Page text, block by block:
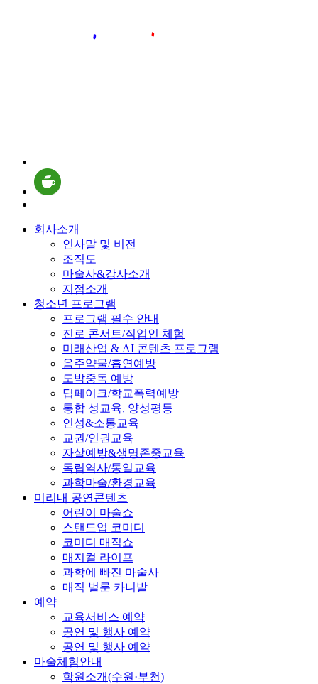
회사소개
인사말 및 비전
조직도
마술사&강사소개
지점소개
청소년 프로그램
프로그램 필수 안내
진로 콘서트/직업인 체험
미래산업 & AI 콘텐츠 프로그램
음주약물/흡연예방
도박중독 예방
딥페이크/학교폭력예방
통합 성교육, 양성평등
인성&소통교육
교권/인권교육
자살예방&생명존중교육
독립역사/통일교육
과학마술/환경교육
미리내 공연콘텐츠
어린이 마술쇼
스탠드업 코미디
코미디 매직쇼
매지컬 라이프
과학에 빠진 마술사
매직 벌룬 카니발
예약
교육서비스 예약
공연 및 행사 예약
공연 및 행사 예약
마술체험안내
학원소개(수원·부천)